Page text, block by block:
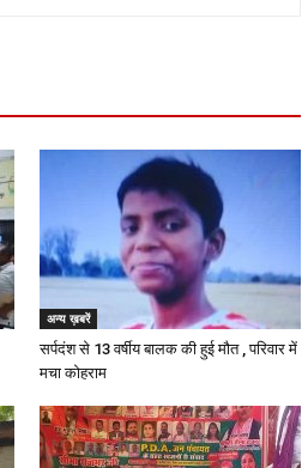
अन्य ख़बरें
सर्पदंश से 13 वर्षीय बालक की हुई मौत , परिवार में
मचा कोहराम